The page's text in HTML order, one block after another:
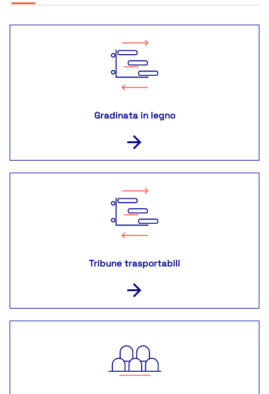
Gradinata in legno
Tribune trasportabili